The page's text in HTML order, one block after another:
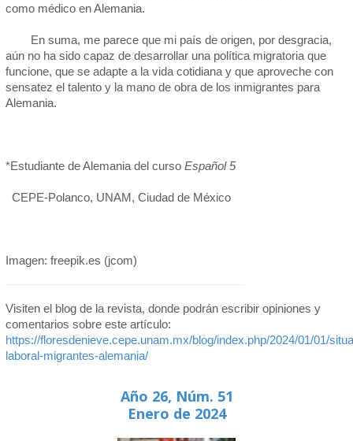
como médico en Alemania.
En suma, me parece que mi país de origen, por desgracia,
aún no ha sido capaz de desarrollar una política migratoria que
funcione, que se adapte a la vida cotidiana y que aproveche con
sensatez el talento y la mano de obra de los inmigrantes para
Alemania.
*Estudiante de Alemania del curso Español 5
CEPE-Polanco, UNAM, Ciudad de México
Imagen: freepik.es (jcom)
Visiten el blog de la revista, donde podrán escribir opiniones y
comentarios sobre este artículo:
https://floresdenieve.cepe.unam.mx/blog/index.php/2024/01/01/
laboral-migrantes-alemania/
Año 26, Núm. 51
Enero de 2024